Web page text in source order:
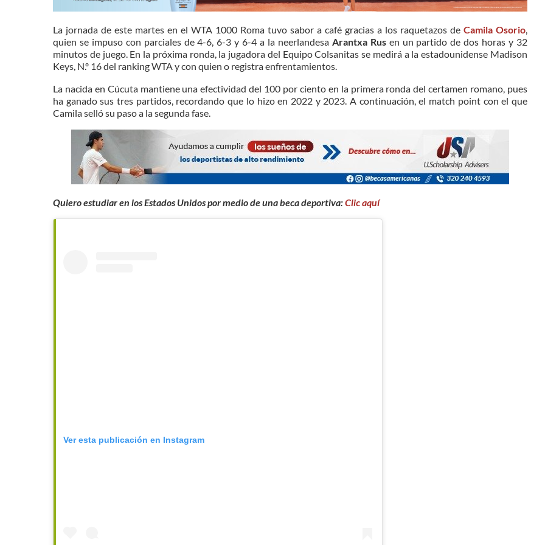
La jornada de este martes en el WTA 1000 Roma tuvo sabor a café gracias a los raquetazos de Camila Osorio,
quien se impuso con parciales de 4-6, 6-3 y 6-4 a la neerlandesa Arantxa Rusen un partido de dos horas y 32
minutos de juego. En la próxima ronda, la jugadora del Equipo Colsanitas se medirá a la estadounidense Madison
Keys, N.º 16 del ranking WTA y con quien o registra enfrentamientos.
La nacida en Cúcuta mantiene una efectividad del 100 por ciento en la primera ronda del certamen romano, pues
ha ganado sus tres partidos, recordando que lo hizo en 2022 y 2023. A continuación, el match point con el que
Camila selló su paso a la segunda fase.
Quiero estudiar en los Estados Unidos por medio de una beca deportiva:Clic aquí
Ver esta publicación en Instagram